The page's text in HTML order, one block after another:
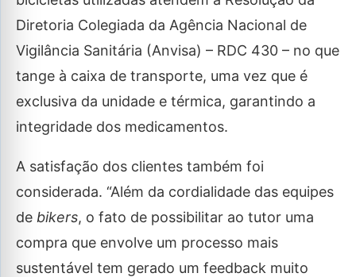
Diretoria Colegiada da Agência Nacional de
Vigilância Sanitária (Anvisa) – RDC 430 – no que
tange à caixa de transporte, uma vez que é
exclusiva da unidade e térmica, garantindo a
integridade dos medicamentos.
A satisfação dos clientes também foi
considerada. “Além da cordialidade das equipes
de bikers, o fato de possibilitar ao tutor uma
compra que envolve um processo mais
sustentável tem gerado um feedback muito